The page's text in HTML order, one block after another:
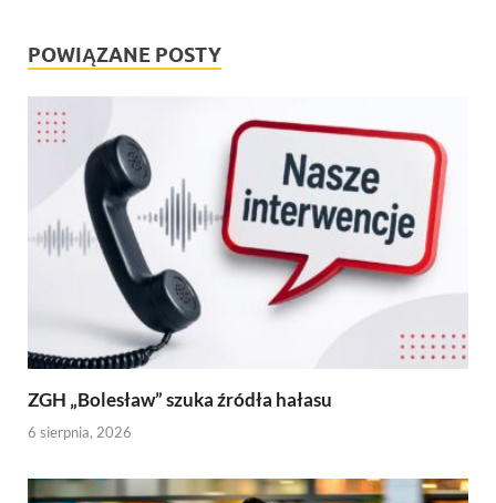
POWIĄZANE POSTY
ZGH „Bolesław” szuka źródła hałasu
6 sierpnia, 2026